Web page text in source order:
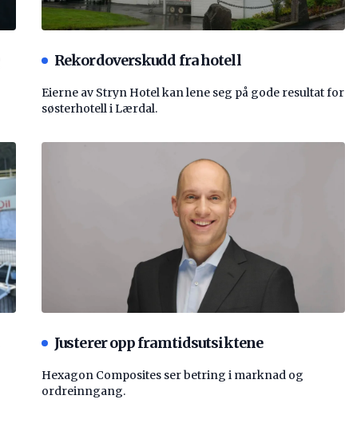
Rekordoverskudd fra hotell
Eierne av Stryn Hotel kan lene seg på gode resultat for
søsterhotell i Lærdal.
Justerer opp framtidsutsiktene
Hexagon Composites ser betring i marknad og
ordreinngang.